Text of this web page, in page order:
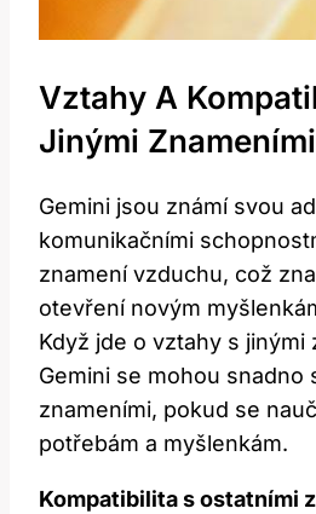
Vztahy A
Jinými Znameními
Gemini jsou známí svou
komunikačními
znamení vzduchu, což
otevření novým
Když jde o vztahy s jinými
Gemini se mohou snadno
znameními, pokud se
potřebám a myšlenkám.
Kompatibilita s ostatními